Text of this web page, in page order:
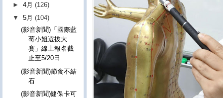
►4月(126)
▼5月(104)
(影音新聞)「國際藍
莓小姐選拔大
賽」線上報名截
止至5/20日
(影音新聞)節食不結
石
(影音新聞)健保卡可